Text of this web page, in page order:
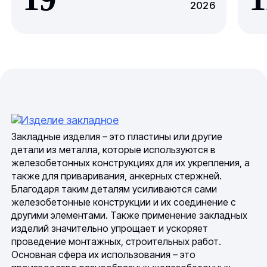
2026
Закладные изделия – это пластины или другие
детали из металла, которые используются в
железобетонных конструкциях для их укрепления, а
также для приваривания, анкерных стержней.
Благодаря таким деталям усиливаются сами
железобетонные конструкции и их соединение с
другими элементами. Также применение закладных
изделий значительно упрощает и ускоряет
проведение монтажных, строительных работ.
Основная сфера их использования – это